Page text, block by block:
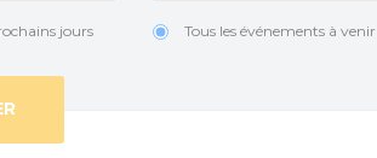
pour petits et grands
jours Tous les événements à venir